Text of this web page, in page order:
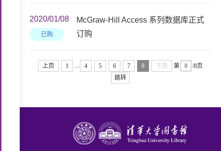
2020/01/08
已购
McGraw-Hill Access 系列数据库正式
订购
上页 1 4 5 6 7 8 下页 第
/8页
跳转